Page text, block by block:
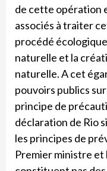
de cette opération
associés à traiter
procédé
naturelle et la
naturelle. A cet
pouvoirs publics
principe de
déclaration de Rio
les principes de
Premier ministre et